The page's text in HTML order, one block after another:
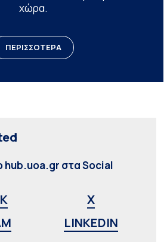
χώρα.
ΠΕΡΙΣΣΟΤΕΡΑ
hub.uoa.gr στα Social
X
LINKEDIN